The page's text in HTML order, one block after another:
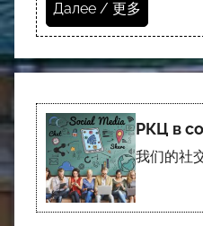
Далее / 更多
РКЦ в
我们的社